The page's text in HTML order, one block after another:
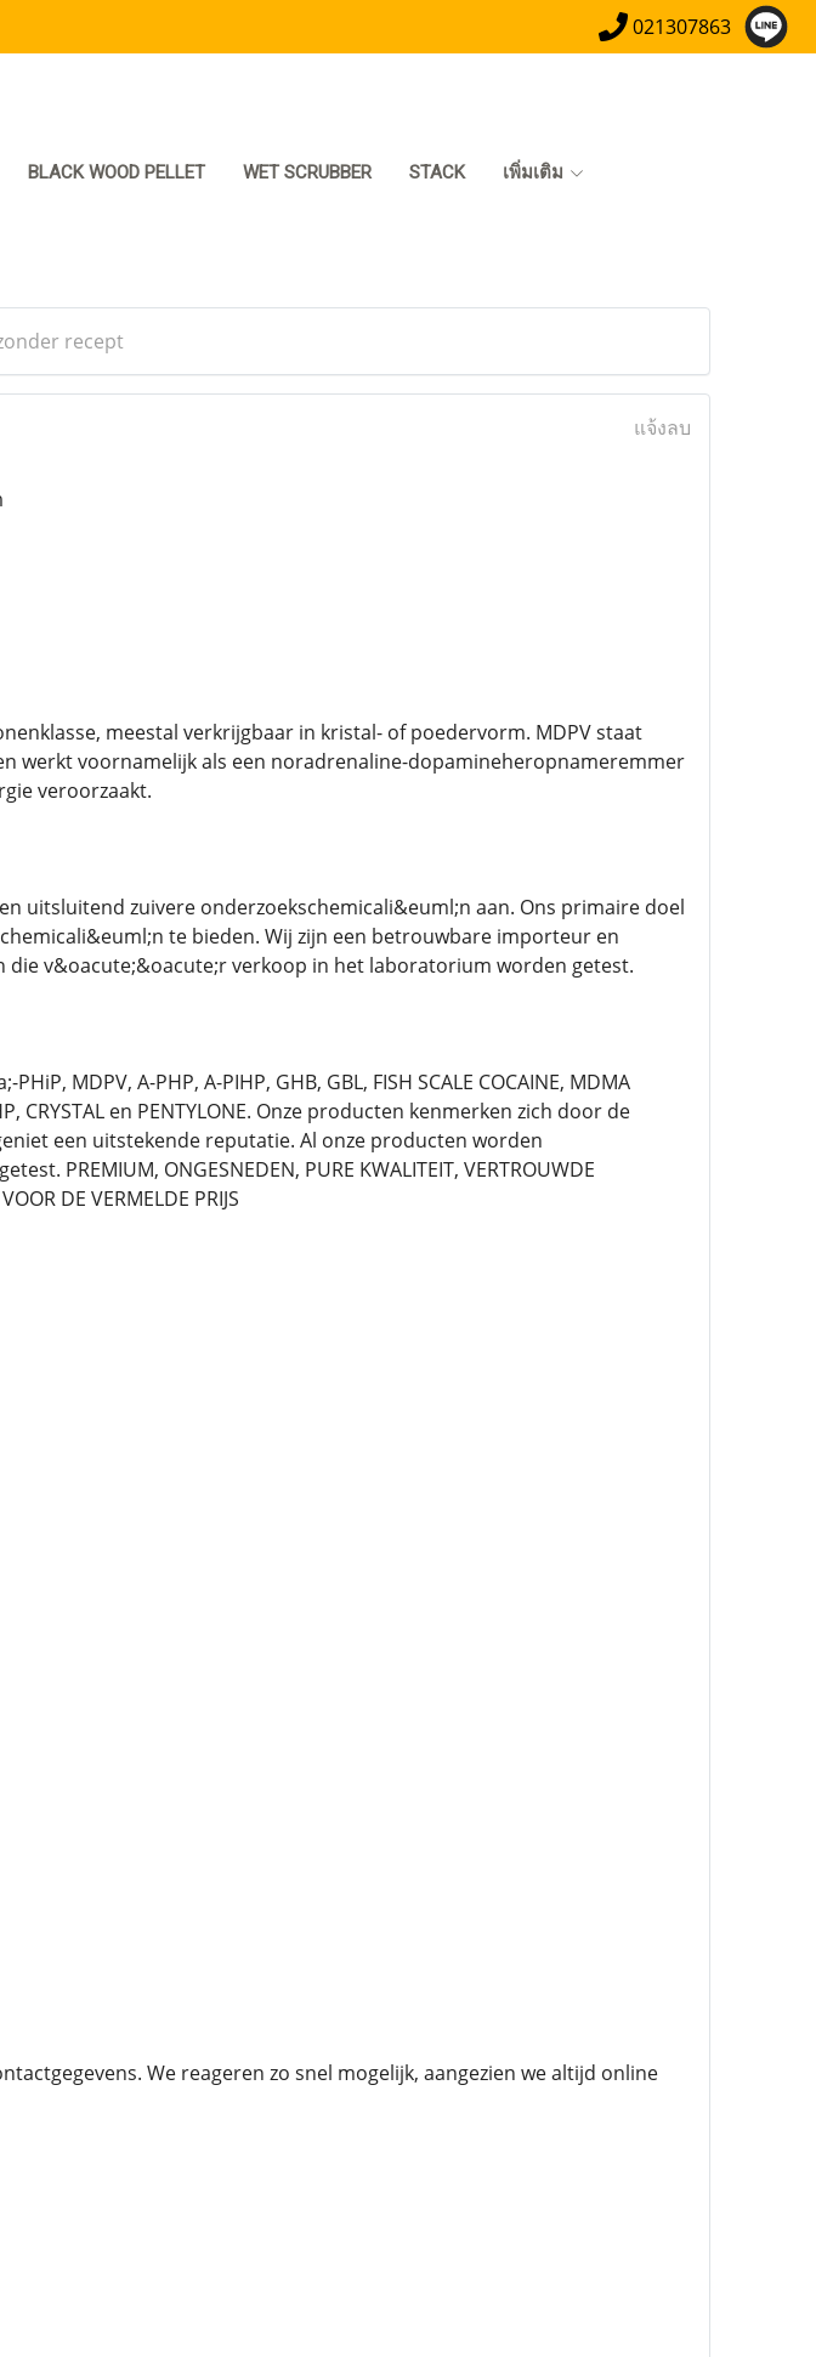
021307863
BLACK WOOD PELLET WET SCRUBBER STACK เพิ่มเติม
recept
แจ้งลบ
meestal verkrijgbaar in kristal- of poedervorm. MDPV staat
werkt voornamelijk als een noradrenaline-dopamineheropnameremmer
veroorzaakt.
uitsluitend zuivere onderzoekschemicali&euml;n aan. Ons primaire doel
te bieden. Wij zijn een betrouwbare importeur en
die v&oacute;&oacute;r verkoop in het laboratorium worden getest.
MDPV, A-PHP, A-PIHP, GHB, GBL, FISH SCALE COCAINE, MDMA
CRYSTAL en PENTYLONE. Onze producten kenmerken zich door de
een uitstekende reputatie. Al onze producten worden
PREMIUM, ONGESNEDEN, PURE KWALITEIT, VERTROUWDE
DE VERMELDE PRIJS
We reageren zo snel mogelijk, aangezien we altijd online